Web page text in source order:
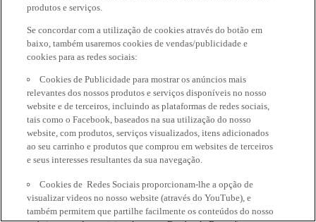
produtos e serviços.
Se concordar com a utilização de cookies através do botão em
baixo, também usaremos cookies de vendas/publicidade e
cookies para as redes sociais:
Cookies de Publicidade para mostrar os anúncios mais
relevantes dos nossos produtos e serviços disponíveis no nosso
website e de terceiros, incluindo as plataformas de redes sociais,
tais como o Facebook, baseados na sua utilização do nosso
website, com produtos, serviços visualizados, itens adicionados
ao seu carrinho e produtos que comprou em websites de terceiros
e seus interesses resultantes da sua navegação.
Cookies de Redes Sociais proporcionam-lhe a opção de
visualizar videos no nosso website (através do YouTube), e
também permitem que partilhe facilmente os conteúdos do nosso